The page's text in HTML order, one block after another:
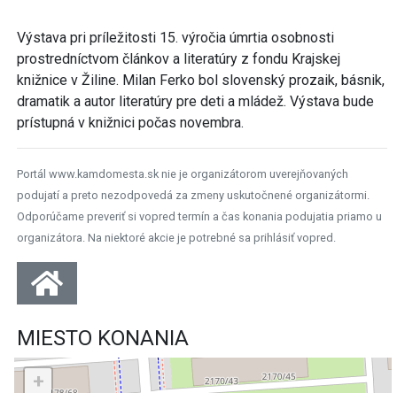
Výstava pri príležitosti 15. výročia úmrtia osobnosti
prostredníctvom článkov a literatúry z fondu Krajskej
knižnice v Žiline. Milan Ferko bol slovenský prozaik, básnik,
dramatik a autor literatúry pre deti a mládež. Výstava bude
prístupná v knižnici počas novembra.
Portál www.kamdomesta.sk nie je organizátorom uverejňovaných
podujatí a preto nezodpovedá za zmeny uskutočnené organizátormi.
Odporúčame preveriť si vopred termín a čas konania podujatia priamo u
organizátora. Na niektoré akcie je potrebné sa prihlásiť vopred.
MIESTO KONANIA
+